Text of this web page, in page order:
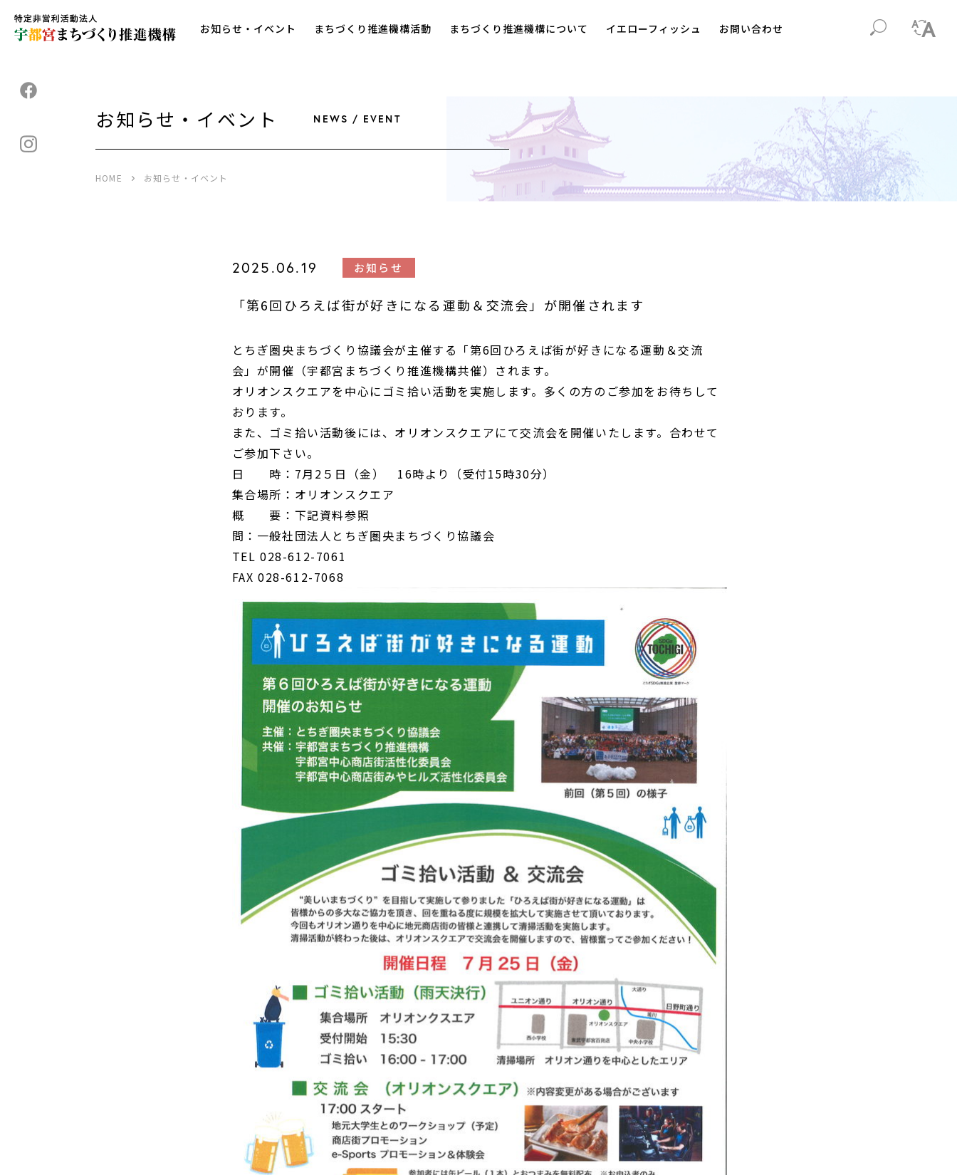
お知らせ・イベント まちづくり推進機構活動 まちづくり推進機構について イエローフィッシュ お問い合わせ
お知らせ・イベント NEWS / EVENT
HOME お知らせ・イベント
2025.06.19 お知らせ
「第6回ひろえば街が好きになる運動＆交流会」が開催されます
とちぎ圏央まちづくり協議会が主催する「第6回ひろえば街が好きになる運動＆交流
会」が開催（宇都宮まちづくり推進機構共催）されます。
オリオンスクエアを中心にゴミ拾い活動を実施します。多くの方のご参加をお待ちして
おります。
また、ゴミ拾い活動後には、オリオンスクエアにて交流会を開催いたします。合わせて
ご参加下さい。
日 時：7月2５日（金） 16時より（受付15時30分）
集合場所：オリオンスクエア
概 要：下記資料参照
問：一般社団法人とちぎ圏央まちづくり協議会
TEL 028-612-7061
FAX 028-612-7068